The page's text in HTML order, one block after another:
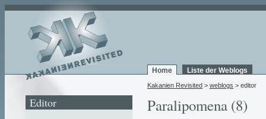
Home Liste der Weblogs
Kakanien Revisited > weblogs > editor
Paralipomena (8)
Editor